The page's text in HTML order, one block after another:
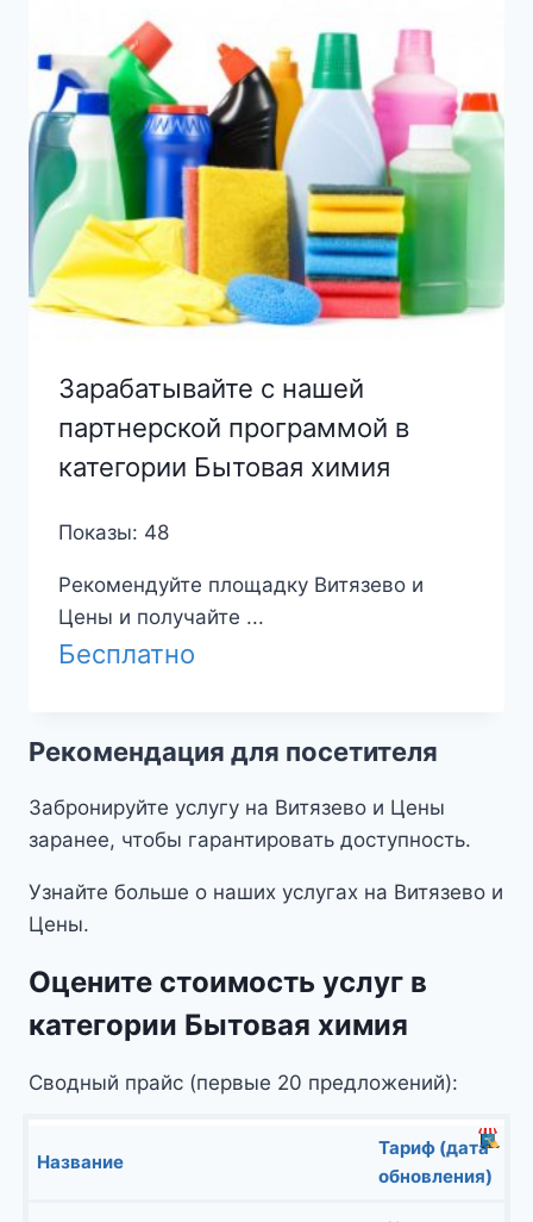
Зарабатывайте с нашей
партнерской программой в
категории Бытовая химия
Показы: 48
Рекомендуйте площадку Витязево и
Цены и получайте ...
Бесплатно
Рекомендация для посетителя
Забронируйте услугу на Витязево и Цены
заранее, чтобы гарантировать доступность.
Узнайте больше о наших услугах на Витязево и
Цены.
Оцените стоимость услуг в
категории Бытовая химия
Сводный прайс (первые 20 предложений):
Название
Тариф (дата
обновления)